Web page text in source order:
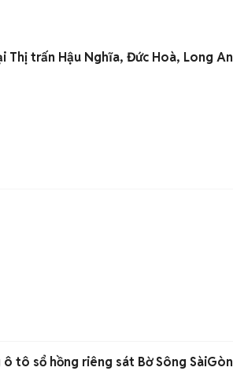
Thị trấn Hậu Nghĩa, Đức Hoà, Long An
ô tô sổ hồng riêng sát Bờ Sông SàiGòn